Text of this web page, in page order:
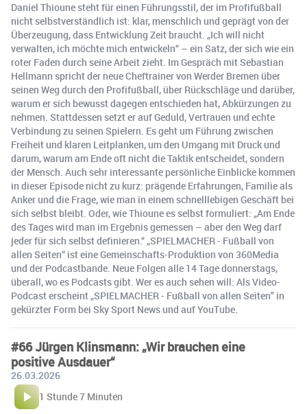
Daniel Thioune steht für einen Führungsstil, der im Profifußball
nicht selbstverständlich ist: klar, menschlich und geprägt von der
Überzeugung, dass Entwicklung Zeit braucht. „Ich will nicht
verwalten, ich möchte mich entwickeln“ – ein Satz, der sich wie ein
roter Faden durch seine Arbeit zieht. Im Gespräch mit Sebastian
Hellmann spricht der neue Cheftrainer von Werder Bremen über
seinen Weg durch den Profifußball, über Rückschläge und darüber,
warum er sich bewusst dagegen entschieden hat, Abkürzungen zu
nehmen. Stattdessen setzt er auf Geduld, Vertrauen und echte
Verbindung zu seinen Spielern. Es geht um Führung zwischen
Freiheit und klaren Leitplanken, um den Umgang mit Druck und
darum, warum am Ende oft nicht die Taktik entscheidet, sondern
der Mensch. Auch sehr interessante persönliche Einblicke kommen
in dieser Episode nicht zu kurz: prägende Erfahrungen, Familie als
Anker und die Frage, wie man in einem schnelllebigen Geschäft bei
sich selbst bleibt. Oder, wie Thioune es selbst formuliert: „Am Ende
des Tages wird man im Ergebnis gemessen – aber den Weg darf
jeder für sich selbst definieren.“ „SPIELMACHER - Fußball von
allen Seiten“ ist eine Gemeinschafts-Produktion von 360Media
und der Podcastbande. Neue Folgen alle 14 Tage donnerstags,
überall, wo es Podcasts gibt. Wer es auch sehen will: Als Video-
Podcast erscheint „SPIELMACHER - Fußball von allen Seiten" in
gekürzter Form bei Sky Sport News und auf YouTube.
#66 Jürgen Klinsmann: „Wir brauchen eine
positive Ausdauer“
26.03.2026
1 Stunde 7 Minuten